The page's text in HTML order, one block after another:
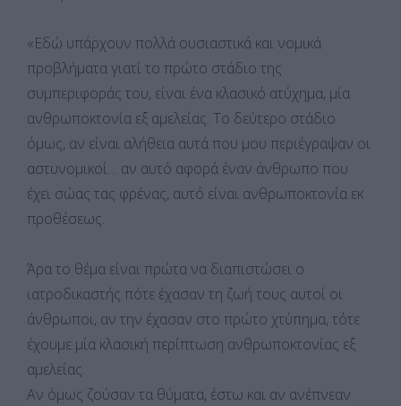
«Εδώ υπάρχουν πολλά ουσιαστικά και νομικά
προβλήματα γιατί το πρώτο στάδιο της
συμπεριφοράς του, είναι ένα κλασικό ατύχημα, μία
ανθρωποκτονία εξ αμελείας. Το δεύτερο στάδιο
όμως, αν είναι αλήθεια αυτά που μου περιέγραψαν οι
αστυνομικοί… αν αυτό αφορά έναν άνθρωπο που
έχει σώας τας φρένας, αυτό είναι ανθρωποκτονία εκ
προθέσεως.
Άρα το θέμα είναι πρώτα να διαπιστώσει ο
ιατροδικαστής πότε έχασαν τη ζωή τους αυτοί οι
άνθρωποι, αν την έχασαν στο πρώτο χτύπημα, τότε
έχουμε μία κλασική περίπτωση ανθρωποκτονίας εξ
αμελείας.
Αν όμως ζούσαν τα θύματα, έστω και αν ανέπνεαν